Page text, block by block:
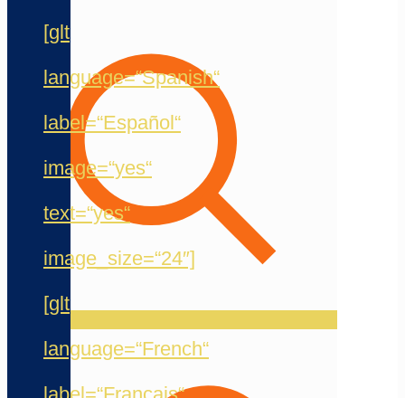
[glt
language=“Spanish“
label=“Español“
image=“yes“
text=“yes“
image_size=“24″]
[glt
language=“French“